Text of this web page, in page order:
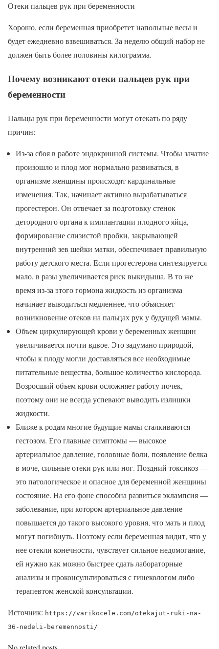
Отеки пальцев рук при беременности
Хорошо, если беременная приобретет напольные весы и
будет ежедневно взвешиваться. За неделю общий набор не
должен быть более половины килограмма.
Почему возникают отеки пальцев рук при
беременности
Пальцы рук при беременности могут отекать по ряду
причин:
Из-за сбоя в работе эндокринной системы. Чтобы зачатие
произошло и плод мог нормально развиваться, в
организме женщины происходят кардинальные
изменения. Так, начинает активно вырабатываться
прогестерон. Он отвечает за подготовку стенок
детородного органа к имплантации плодного яйца,
формирование слизистой пробки, закрывающей
внутренний зев шейки матки, обеспечивает правильную
работу детского места. Если прогестерона синтезируется
мало, в разы увеличивается риск выкидыша. В то же
время из-за этого гормона жидкость из организма
начинает выводиться медленнее, что объясняет
возникновение отеков на пальцах рук у будущей мамы.
Объем циркулирующей крови у беременных женщин
увеличивается почти вдвое. Это задумано природой,
чтобы к плоду могли доставляться все необходимые
питательные вещества, большое количество кислорода.
Возросший объем крови осложняет работу почек,
поэтому они не всегда успевают выводить излишки
жидкости.
Ближе к родам многие будущие мамы сталкиваются
гестозом. Его главные симптомы — высокое
артериальное давление, головные боли, появление белка
в моче, сильные отеки рук или ног. Поздний токсикоз —
это патологическое и опасное для беременной женщины
состояние. На его фоне способна развиться эклампсия —
заболевание, при котором артериальное давление
повышается до такого высокого уровня, что мать и плод
могут погибнуть. Поэтому если беременная видит, что у
нее отекли конечности, чувствует сильное недомогание,
ей нужно как можно быстрее сдать лабораторные
анализы и проконсультироваться с гинекологом либо
терапевтом женской консультации.
Источник: https://varikocele.com/otekajut-ruki-na-
36-nedeli-beremennosti/